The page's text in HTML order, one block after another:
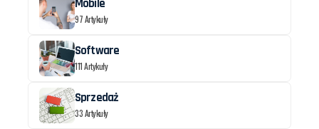
Mobile
97 Artykuły
Software
111 Artykuły
Sprzedaż
33 Artykuły